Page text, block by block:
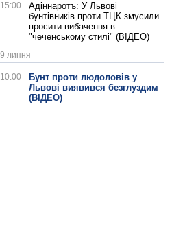
15:00
Адіннаротъ: У Львові
бунтівників проти ТЦК змусили
просити вибачення в
"чеченському стилі" (ВІДЕО)
9 липня
10:00
Бунт проти людоловів у
Львові виявився безглуздим
(ВІДЕО)